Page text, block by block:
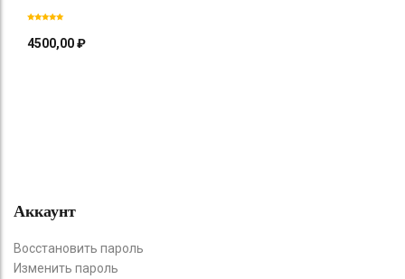
4500,00₽
Аккаунт
Восстановить пароль
Изменить пароль